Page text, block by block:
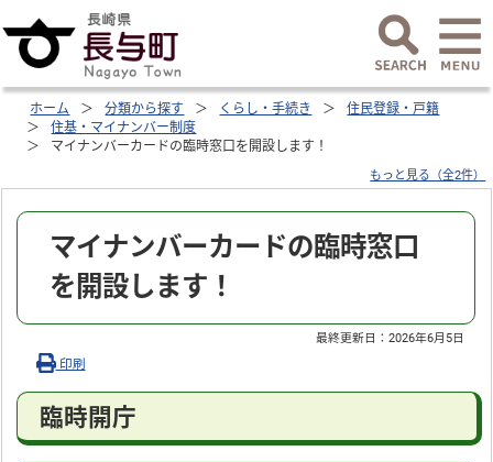
ホーム 分類から探す くらし・手続き
住民登録・戸籍
住基・マイナンバー制度
マイナンバーカードの臨時窓口を開設します！
もっと見る（全2件）
マイナンバーカードの臨時窓口
を開設します！
最終更新日：2026年6月5日
印刷
臨時開庁